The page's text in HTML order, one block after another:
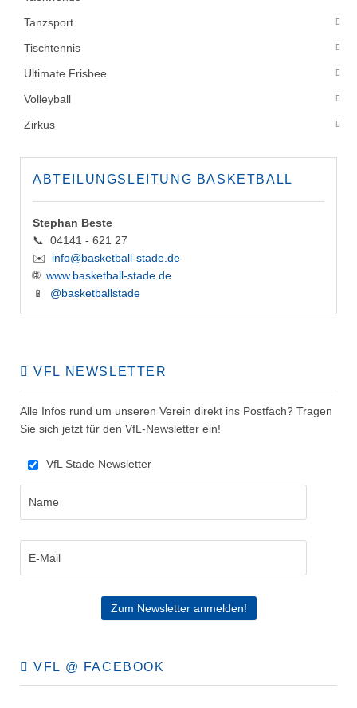
Tanzsport
Tischtennis
Ultimate Frisbee
Volleyball
Zirkus
ABTEILUNGSLEITUNG BASKETBALL
Stephan Beste
📞 04141 - 621 27
✉️ info@basketball-stade.de
🌐 www.basketball-stade.de
📱 @basketballstade
VFL NEWSLETTER
Alle Infos rund um unseren Verein direkt ins Postfach? Tragen
Sie sich jetzt für den VfL-Newsletter ein!
VfL Stade Newsletter
VFL @ FACEBOOK